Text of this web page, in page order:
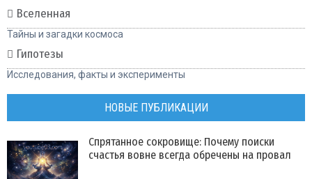
Вселенная
Тайны и загадки космоса
Гипотезы
Исследования, факты и эксперименты
НОВЫЕ ПУБЛИКАЦИИ
Спрятанное сокровище: Почему поиски
счастья вовне всегда обречены на провал